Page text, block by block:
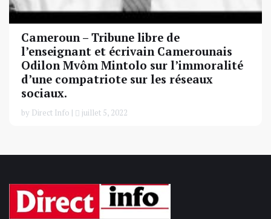
Cameroun – Tribune libre de
l’enseignant et écrivain Camerounais
Odilon Mvôm Mintolo sur l’immoralité
d’une compatriote sur les réseaux
sociaux.
by Direct Info | juillet 5, 2022